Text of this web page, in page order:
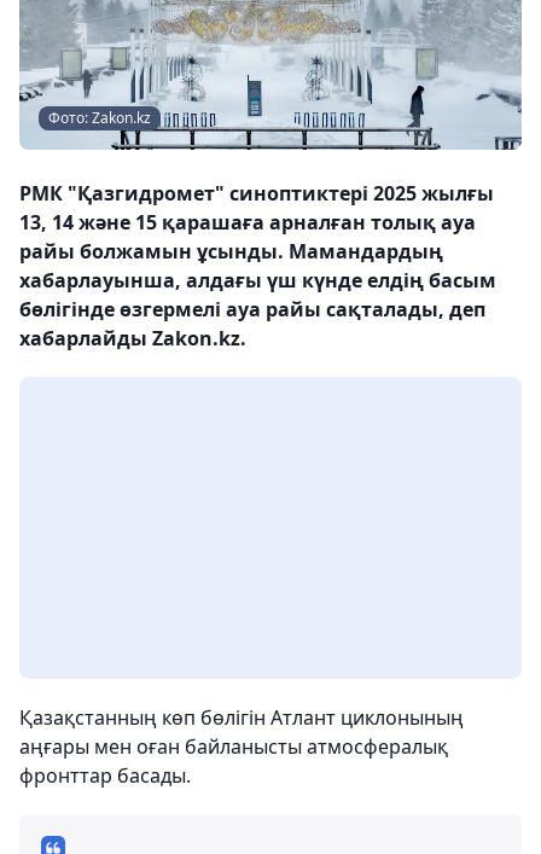
Фото: Zakon.kz
РМК "Қазгидромет" синоптиктері 2025 жылғы
13, 14 және 15 қарашаға арналған толық ауа
райы болжамын ұсынды. Мамандардың
хабарлауынша, алдағы үш күнде елдің басым
бөлігінде өзгермелі ауа райы сақталады, деп
хабарлайды Zakon.kz.
Қазақстанның көп бөлігін Атлант циклонының
аңғары мен оған байланысты атмосфералық
фронттар басады.